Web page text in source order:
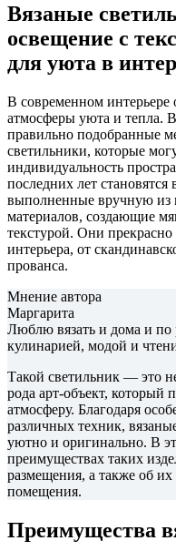
Вязаные
освещение с
для уюта в
В современном интерьере
атмосферы уюта и тепла.
правильно подобранные
светильники, которые
индивидуальность
последних лет
выполненные вручную из
материалов, создающие
текстурой. Они
интерьера, от
прованса.
Мнение автора
Маргарита
Люблю вязать и дома и по
кулинарией, модой и
Такой светильник — это
рода арт-объект, который
атмосферу. Благодаря
различных техник,
уютно и оригинально. В
преимуществах таких
размещения, а также об
помещения.
Преимущества